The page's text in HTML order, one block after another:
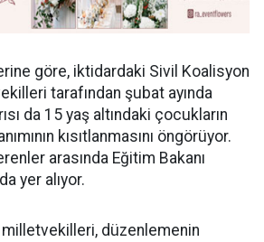
göre, iktidardaki Sivil Koalisyon
tarafından şubat ayında
da 15 yaş altındaki çocukların
kısıtlanmasını öngörüyor.
arasında Eğitim Bakanı
yer alıyor.
milletvekilleri, düzenlemenin